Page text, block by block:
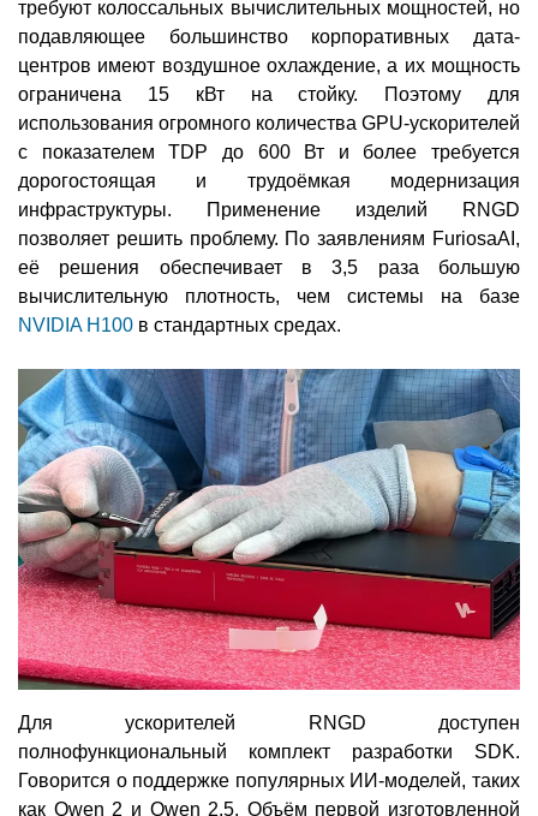
требуют колоссальных вычислительных мощностей, но
подавляющее большинство корпоративных дата-
центров имеют воздушное охлаждение, а их мощность
ограничена 15 кВт на стойку. Поэтому для
использования огромного количества GPU-ускорителей
с показателем TDP до 600 Вт и более требуется
дорогостоящая и трудоёмкая модернизация
инфраструктуры. Применение изделий RNGD
позволяет решить проблему. По заявлениям FuriosaAI,
её решения обеспечивает в 3,5 раза большую
вычислительную плотность, чем системы на базе
NVIDIA H100 в стандартных средах.
Для ускорителей RNGD доступен
полнофункциональный комплект разработки SDK.
Говорится о поддержке популярных ИИ-моделей, таких
как Qwen 2 и Qwen 2.5. Объём первой изготовленной